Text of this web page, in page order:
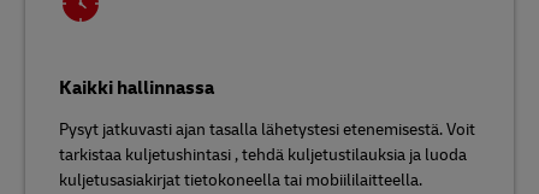
Kaikki hallinnassa
Pysyt jatkuvasti ajan tasalla lähetystesi etenemisestä. Voit
tarkistaa kuljetushintasi , tehdä kuljetustilauksia ja luoda
kuljetusasiakirjat tietokoneella tai mobiililaitteella.